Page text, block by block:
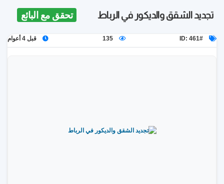
تجديد الشقق والديكور في الرباط تحقق مع البائع
ID: 461#
135 قبل 4 أعوام